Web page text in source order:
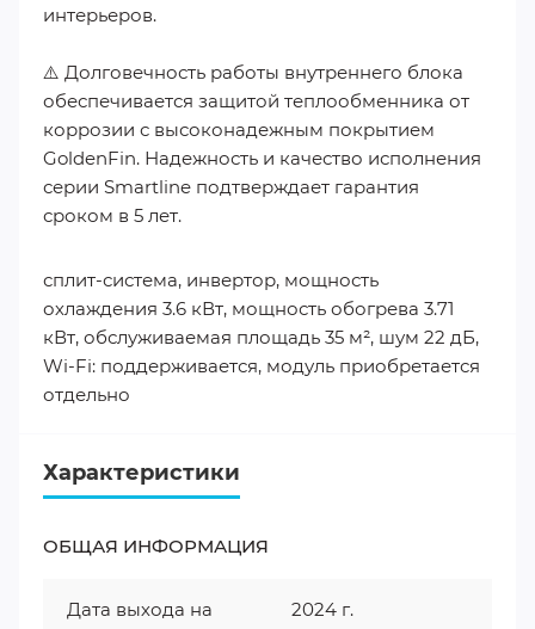
интерьеров.
⚠️ Долговечность работы внутреннего блока
обеспечивается защитой теплообменника от
коррозии с высоконадежным покрытием
GoldenFin. Надежность и качество исполнения
серии Smartline подтверждает гарантия
сроком в 5 лет.
сплит-система, инвертор, мощность
охлаждения 3.6 кВт, мощность обогрева 3.71
кВт, обслуживаемая площадь 35 м², шум 22 дБ,
Wi-Fi: поддерживается, модуль приобретается
отдельно
Характеристики
ОБЩАЯ ИНФОРМАЦИЯ
Дата выхода на
2024 г.